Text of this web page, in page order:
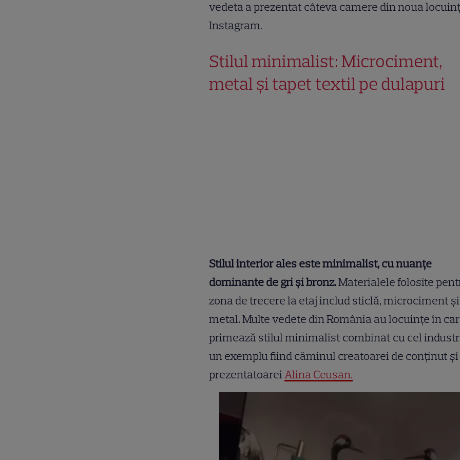
vedeta a prezentat câteva camere din noua
Instagram.
Stilul minimalist: Microciment,
metal și tapet textil pe dulapuri
Stilul interior ales este minimalist, cu nuanțe
dominante de gri și bronz.Materialele folosite
zona de trecere la etaj includ sticlă, microciment și
metal. Multe vedete din România au locuințe în
primează stilul minimalist combinat cu cel
un exemplu fiind căminul creatoarei de conținut și
prezentatoareiAlina Ceușan.